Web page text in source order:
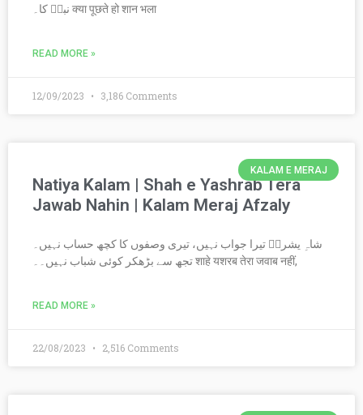
نبیؐ کا۔ ‍क्या पूछते हो शान भला
READ MORE »
12/09/2023 3,186 Comments
KALAM E MERAJ
Natiya Kalam | Shah e Yashrab Tera
Jawab Nahin | Kalam Meraj Afzaly
شاہِ یشربؐ تیرا جواب نہیں، تیری وصفوں کا کچھ حساب نہیں۔
تجھ سے بڑھکر کوئی شباب نہیں۔۔ शाहे यशरब तेरा जवाब नहीं,
READ MORE »
22/08/2023 2,516 Comments